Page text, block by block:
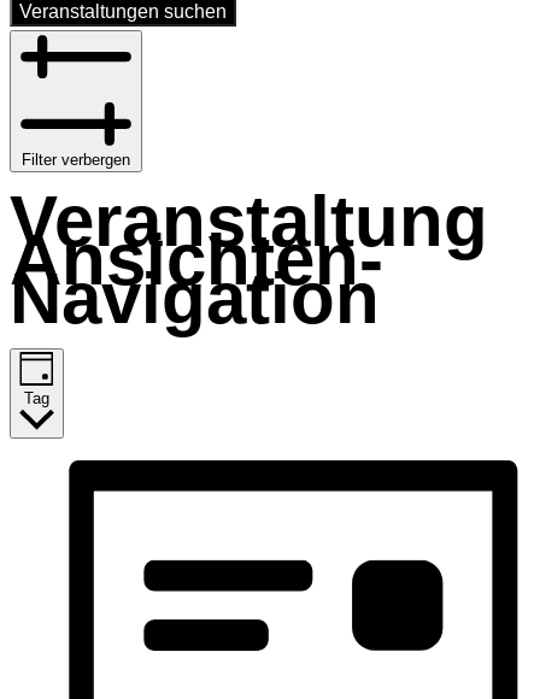
Veranstaltungen suchen
Filter verbergen
Veranstaltung
Ansichten-
Navigation
Tag